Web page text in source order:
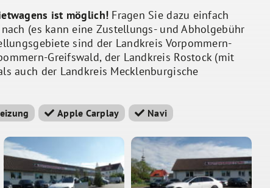
ist möglich! Fragen Sie dazu einfach
(es kann eine Zustellungs- und Abholgebühr
sind der Landkreis Vorpommern-
Greifswald, der Landkreis Rostock (mit
auch der Landkreis Mecklenburgische
Apple Carplay Navi